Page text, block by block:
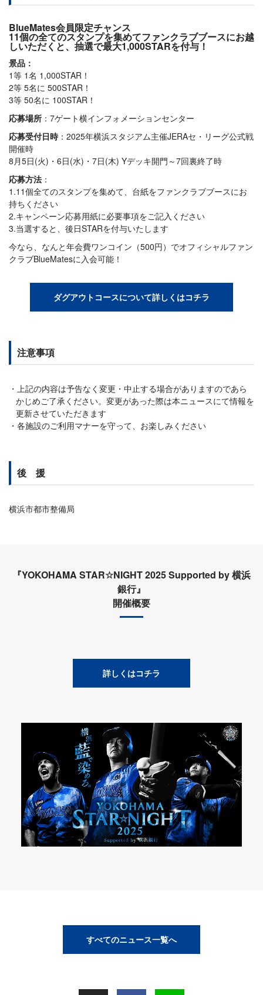
BlueMates会員限定チャンス
11個の全てのスタンプを集めてファンクラブブースにお越
しいただくと、抽選で最大1,000STARを付与！
景品：
1等 1名 1,000STAR！
2等 5名に 500STAR！
3等 50名に 100STAR！
応募場所 ：7ゲート横インフォメーションセンター
応募受付日時：2025年横浜スタジアム主催JERAセ・リーグ公式戦
開催時
8月5日(火)・6日(水)・7日(木) Yデッキ開門～7回裏終了時
応募方法 ：
1.11個全てのスタンプを集めて、台紙をファンクラブブースにお
持ちください
2.キャンペーン応募用紙に必要事項をご記入ください
3.当選すると、後日STARを付与いたします
今なら、なんと年会費ワンコイン（500円）でオフィシャルファン
クラブBlueMatesに入会可能！
ダグアウトコースについて詳しくはコチラ
注意事項
上記の内容は予告なく変更・中止する場合がありますのであら
かじめご了承ください。変更があった際は本ニュースにて情報を
更新させていただきます
各施設のご利用マナーを守って、お楽しみください
後 援
横浜市都市整備局
『YOKOHAMA STAR☆NIGHT 2025 Supported by 横浜
銀行』
開催概要
詳しくはコチラ
すべてのニュース一覧へ